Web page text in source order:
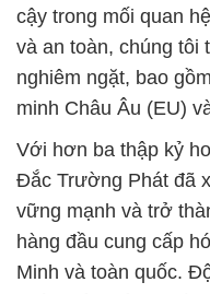
cậy trong mối quan
và an toàn, chúng tôi
nghiêm ngặt, bao
minh Châu Âu (EU)
Với hơn ba thập kỷ
Đắc Trường Phát đã
vững mạnh và trở
hàng đầu cung cấp
Minh và toàn quốc.